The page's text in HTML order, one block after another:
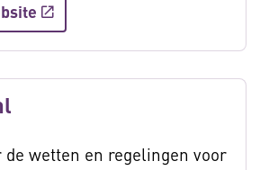
wetten en regelingen voor